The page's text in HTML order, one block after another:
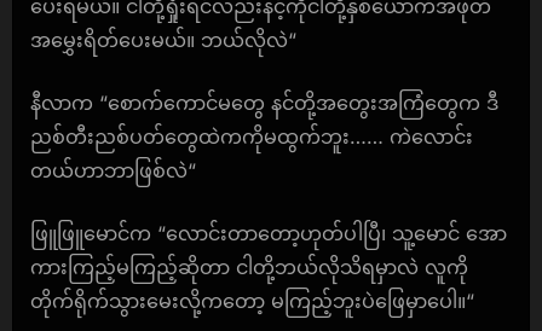
ပေးရမယ်။ ငါတို့ရှုံးရင်လည်းနင့်ကိုငါတို့နှစ်ယောက်အဖုတ်
အမွှေးရိတ်ပေးမယ်။ ဘယ်လိုလဲ“
နီလာက “စောက်ကောင်မတွေ နင်တို့အတွေးအကြံတွေက ဒီ
ညစ်တီးညစ်ပတ်တွေထဲကကိုမထွက်ဘူး…… ကဲလောင်း
တယ်ဟာဘာဖြစ်လဲ“
ဖြူဖြူမောင်က “လောင်းတာတော့ဟုတ်ပါပြီ၊ သူ့မောင် အော
ကားကြည့်မကြည့်ဆိုတာ ငါတို့ဘယ်လိုသိရမှာလဲ လူကို
တိုက်ရိုက်သွားမေးလို့ကတော့ မကြည့်ဘူးပဲဖြေမှာပေါ။“